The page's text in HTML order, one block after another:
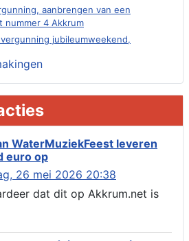
aanbrengen van een
nummer 4 Akkrum
jubileumweekend,
tijdelijk gebruik openbare
sitadel voor nr 6 te Akkrum
tijdelijk gebruik openbare
sitadel voor nr 6 te Akkrum
omgevingsvergunning,
veranderen van een woning
75 Akkrum
wateractiviteit wf-1012586
onderhoud fietspad t.h.v
WaterMuziekFeest leveren
euro op
26 mei 2026 20:38
dat dit op Akkrum.net is